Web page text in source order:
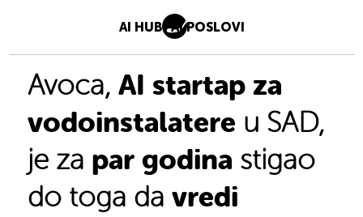
AI HUB AI POSLOVI
Avoca, AI startap za
vodoinstalatere u SAD,
je za par godina stigao
do toga da vredi